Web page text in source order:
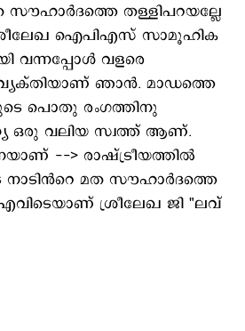
സൗഹാർദത്തെ തള്ളിപറയല്ലേ
ഐപിഎസ് സാമൂഹിക
വന്നപ്പോൾ വളരെ
ഞാൻ. മാഡത്തെ
പൊതു രംഗത്തിനു
ഒരു വലിയ സ്വത്ത് ആണ്.
--> രാഷ്ട്രീയത്തിൽ
നാടിൻറെ മത സൗഹാർദത്തെ
ശ്രീലേഖ ജി "ലവ്